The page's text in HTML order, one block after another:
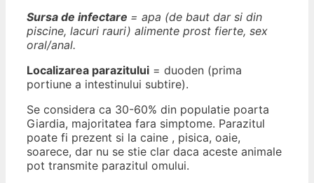
Sursa de infectare = apa (de baut dar si din
piscine, lacuri rauri) alimente prost fierte, sex
oral/anal.
Localizarea parazitului = duoden (prima
portiune a intestinului subtire).
Se considera ca 30-60% din populatie poarta
Giardia, majoritatea fara simptome. Parazitul
poate fi prezent si la caine , pisica, oaie,
soarece, dar nu se stie clar daca aceste animale
pot transmite parazitul omului.